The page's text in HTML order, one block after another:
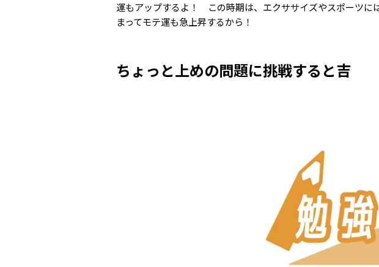
運もアップするよ！ この時期は、エクササイズやスポーツ
まってモテ運も急上昇するから！
ちょっと上めの問題に挑戦すると吉